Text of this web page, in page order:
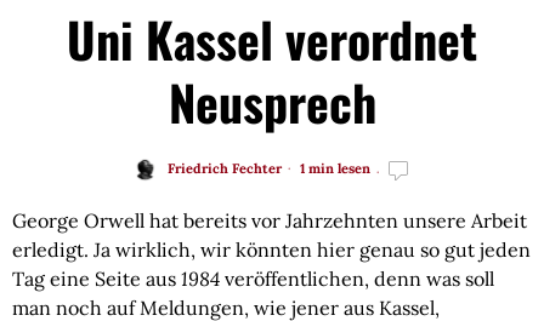
Uni Kassel verordnet
Neusprech
Friedrich Fechter 1 min lesen
George Orwell hat bereits vor Jahrzehnten unsere Arbeit
erledigt. Ja wirklich, wir könnten hier genau so gut jeden
Tag eine Seite aus 1984 veröffentlichen, denn was soll
man noch auf Meldungen, wie jener aus Kassel,